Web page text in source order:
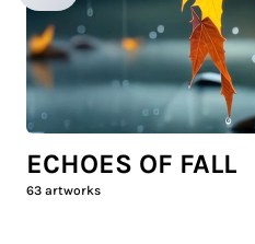
ECHOES OF FALL
63 artworks